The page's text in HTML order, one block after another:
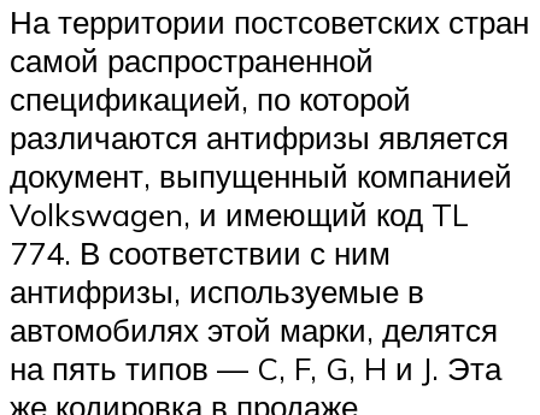
На территории постсоветских стран
самой распространенной
спецификацией, по которой
различаются антифризы является
документ, выпущенный компанией
Volkswagen, и имеющий код TL
774. В соответствии с ним
антифризы, используемые в
автомобилях этой марки, делятся
на пять типов — C, F, G, H и J. Эта
же кодировка в продаже